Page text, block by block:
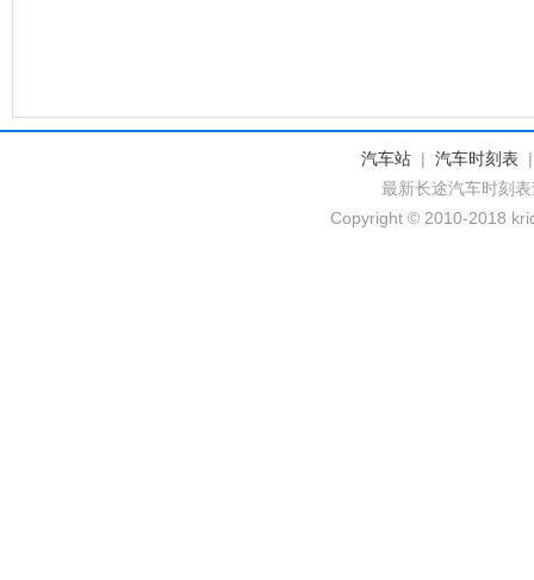
汽车站 | 汽车时刻表
最新长途汽车时刻
Copyright © 2010-2018